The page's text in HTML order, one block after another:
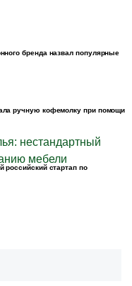
бренда назвал популярные
ручную кофемолку при помощи
российский стартап по